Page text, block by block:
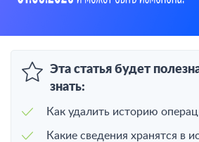
Эта статья будет
знать:
Как удалить историю
Какие сведения хранятся в